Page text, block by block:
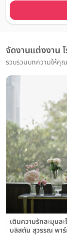
จัดงานแต่งงาน
รวบรวมบทความให้คุณ
เติมความรักละมุนล
บลิสตัน สุวรรณ พา